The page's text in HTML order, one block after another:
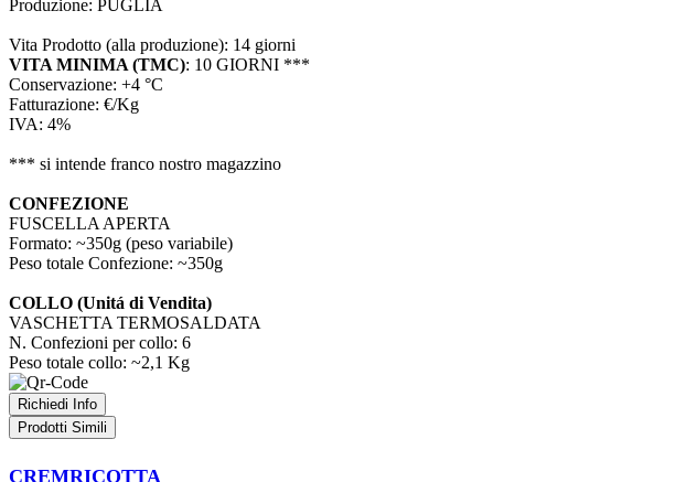
Produzione: PUGLIA
Vita Prodotto (alla produzione): 14 giorni
VITAMINIMA(TMC): 10 GIORNI ***
Conservazione: +4 °C
Fatturazione: €/Kg
IVA: 4%
*** si intende franco nostro magazzino
CONFEZIONE
FUSCELLA APERTA
Formato: ~350g (peso variabile)
Peso totale Confezione: ~350g
COLLO (Unitá di Vendita)
VASCHETTA TERMOSALDATA
N. Confezioni per collo: 6
Peso totale collo: ~2,1 Kg
Richiedi Info
Prodotti Simili
CREMRICOTTA